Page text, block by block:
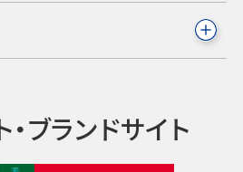
ブランドサイト